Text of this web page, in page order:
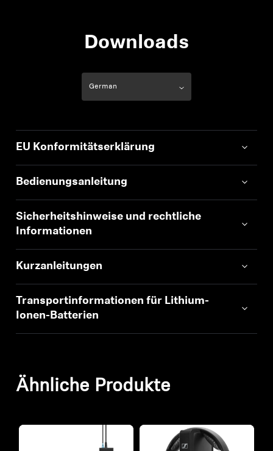
Downloads
EU Konformitätserklärung
Bedienungsanleitung
Sicherheitshinweise und rechtliche
Informationen
Kurzanleitungen
Transportinformationen für Lithium-
Ionen-Batterien
Ähnliche Produkte